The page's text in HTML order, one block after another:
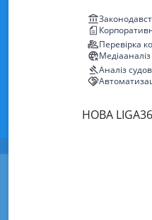
Перевірка
Аналіз
НОВА